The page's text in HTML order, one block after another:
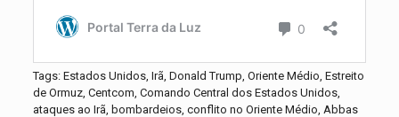
Tags: Estados Unidos, Irã, Donald Trump, Oriente Médio, Estreito
de Ormuz, Centcom, Comando Central dos Estados Unidos,
ataques ao Irã, bombardeios, conflito no Oriente Médio, Abbas